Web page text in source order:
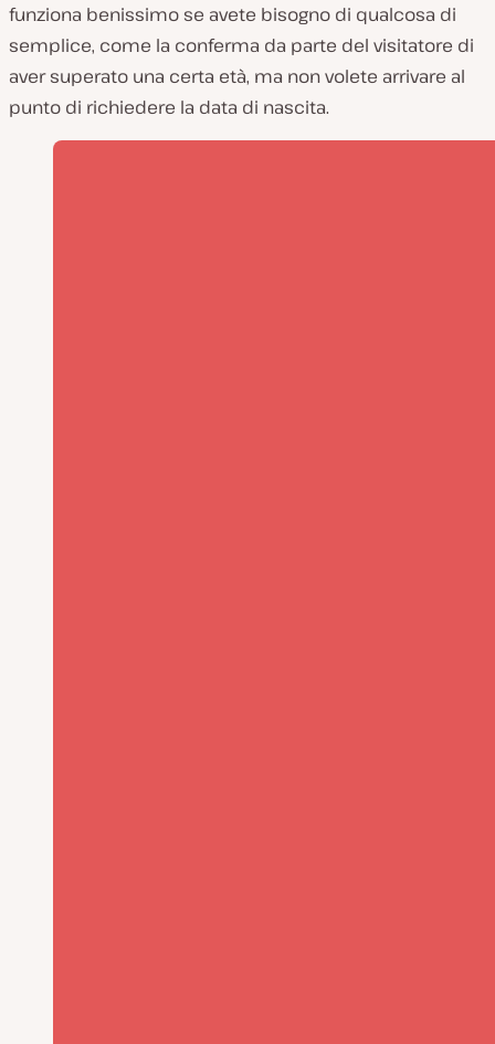
funziona benissimo se avete bisogno di qualcosa di
semplice, come la conferma da parte del visitatore di
aver superato una certa età, ma non volete arrivare al
punto di richiedere la data di nascita.